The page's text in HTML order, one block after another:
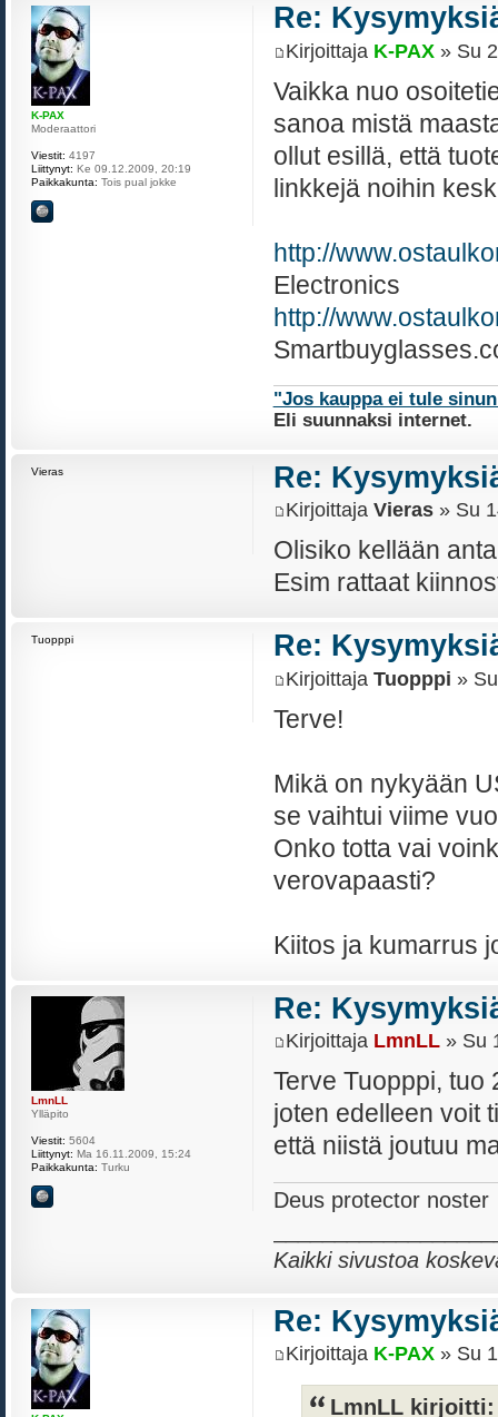
Re:
Kirjoittaja K-PAX» Su
Vaikka nuo
sanoa mistä
ollut esillä, että
linkkejä noihin
http://
Electronics
http://
"Jos kauppa ei tule
Eli suunnaksi internet.
K-PAX
Moderaattori
Viestit: 4197
Liittynyt: Ke 09.12.2009, 20:19
Paikkakunta: Tois pual jokke
Re:
Kirjoittaja Vieras» Su
Olisiko kellään
Esim rattaat
Vieras
Re:
Kirjoittaja Tuopppi »
Terve!
Mikä on nykyään
se vaihtui viime
Onko totta vai
verovapaasti?
Kiitos ja kumarrus
Tuopppi
Re:
Kirjoittaja LmnLL» Su
Terve Tuopppi,
joten edelleen voit
että niistä joutuu
Deus protector noster
Kaikki sivustoa
LmnLL
Ylläpito
Viestit: 5604
Liittynyt: Ma 16.11.2009, 15:24
Paikkakunta: Turku
Re:
Kirjoittaja K-PAX» Su
LmnLL kirjoitti: